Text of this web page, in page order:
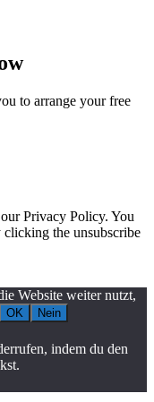
to arrange your free
ourPrivacy Policy. You
the unsubscribe
Website weiter nutzt,
OK
Nein
indem du den